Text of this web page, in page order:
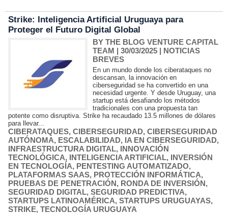
Strike: Inteligencia Artificial Uruguaya para
Proteger el Futuro Digital Global
BY THE BLOG VENTURE CAPITAL
TEAM | 30/03/2025 | NOTICIAS
BREVES
En un mundo donde los ciberataques no
descansan, la innovación en
ciberseguridad se ha convertido en una
necesidad urgente. Y desde Uruguay, una
startup está desafiando los métodos
tradicionales con una propuesta tan
potente como disruptiva. Strike ha recaudado 13.5 millones de dólares
para llevar...
CIBERATAQUES, CIBERSEGURIDAD, CIBERSEGURIDAD
AUTÓNOMA, ESCALABILIDAD, IA EN CIBERSEGURIDAD,
INFRAESTRUCTURA DIGITAL, INNOVACIÓN
TECNOLÓGICA, INTELIGENCIA ARTIFICIAL, INVERSIÓN
EN TECNOLOGÍA, PENTESTING AUTOMATIZADO,
PLATAFORMAS SAAS, PROTECCIÓN INFORMÁTICA,
PRUEBAS DE PENETRACIÓN, RONDA DE INVERSIÓN,
SEGURIDAD DIGITAL, SEGURIDAD PREDICTIVA,
STARTUPS LATINOAMÉRICA, STARTUPS URUGUAYAS,
STRIKE, TECNOLOGÍA URUGUAYA